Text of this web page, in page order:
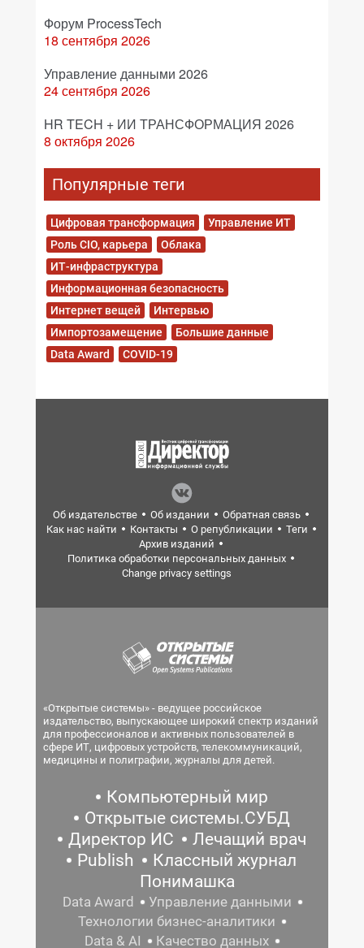
Форум ProcessTech
18 сентября 2026
Управление данными 2026
24 сентября 2026
HR TECH + ИИ ТРАНСФОРМАЦИЯ 2026
8 октября 2026
Популярные теги
Цифровая трансформация
Управление ИТ
Роль CIO, карьера
Облака
ИТ-инфраструктура
Информационная безопасность
Интернет вещей
Интервью
Импортозамещение
Большие данные
Data Award
COVID-19
Об издательстве Об издании
Обратная связь
Как нас найти
Контакты О републикации
Теги
Архив изданий
Политика обработки персональных данных
Change privacy settings
«Открытые системы» - ведущее российское
издательство, выпускающее широкий спектр изданий
для профессионалов и активных пользователей в
сфере ИТ, цифровых устройств, телекоммуникаций,
медицины и полиграфии, журналы для детей.
Компьютерный мир
Открытые системы.СУБД
Директор ИС
Лечащий врач
Publish
Классный журнал
Понимашка
Data Award
Управление данными
Технологии бизнес-аналитики
Data & AI
Качество данных